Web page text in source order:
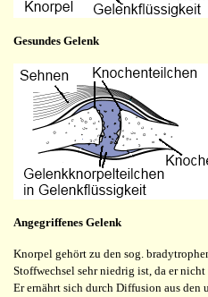
Gesundes Gelenk
Angegriffenes Gelenk
Knorpel gehört zu den sog.
Stoffwechsel sehr niedrig ist, da er
Er ernährt sich durch Diffusion aus den